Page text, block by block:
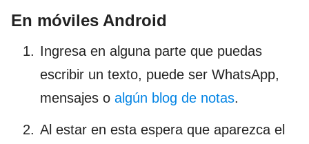
En móviles Android
Ingresa en alguna parte que puedas
escribir un texto, puede ser WhatsApp,
mensajes o algún blog de notas.
Al estar en esta espera que aparezca el